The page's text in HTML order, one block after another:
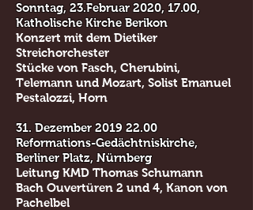
Sonntag, 23.Februar 2020, 17.00,
Katholische Kirche Berikon
Konzert mit dem Dietiker
Streichorchester
Stücke von Fasch, Cherubini,
Telemann und Mozart, Solist Emanuel
Pestalozzi, Horn
31. Dezember 2019 22.00
Reformations-Gedächtniskirche,
Berliner Platz, Nürnberg
Leitung KMD Thomas Schumann
Bach Ouvertüren 2 und 4, Kanon von
Pachelbel